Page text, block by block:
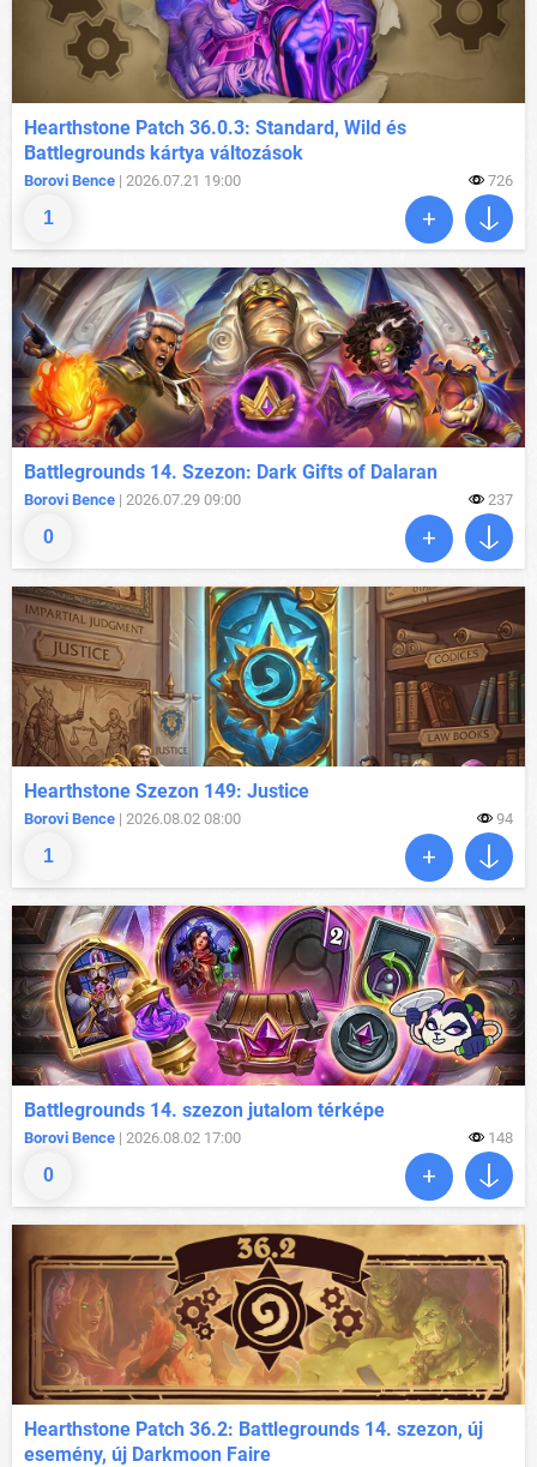
1
Hearthstone Patch 36.0.3: Standard, Wild és
Battlegrounds kártya változások
Borovi Bence | 2026.07.21 19:00 726
0
Battlegrounds 14. Szezon: Dark Gifts of Dalaran
Borovi Bence | 2026.07.29 09:00 237
1
Hearthstone Szezon 149: Justice
Borovi Bence | 2026.08.02 08:00 94
0
Battlegrounds 14. szezon jutalom térképe
Borovi Bence | 2026.08.02 17:00 148
Hearthstone Patch 36.2: Battlegrounds 14. szezon, új
esemény, új Darkmoon Faire